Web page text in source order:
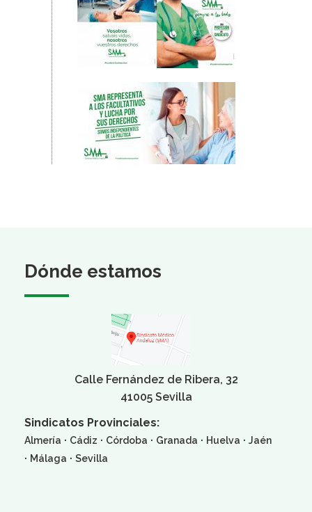
Dónde estamos
Calle Fernández de Ribera, 32
41005 Sevilla
Sindicatos Provinciales:
Almería · Cádiz · Córdoba · Granada · Huelva · Jaén
· Málaga · Sevilla